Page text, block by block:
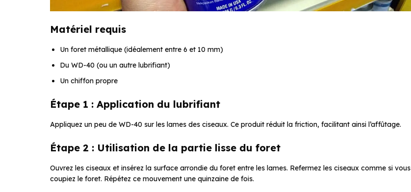
Matériel requis
Un foret métallique (idéalement entre 6 et 10 mm)
Du WD-40 (ou un autre lubrifiant)
Un chiffon propre
Étape 1 : Application du lubrifiant
Appliquez un peu de WD-40 sur les lames des ciseaux. Ce produit réduit la friction, facilitant ainsi l’affûtage.
Étape 2 : Utilisation de la partie lisse du foret
Ouvrez les ciseaux et insérez la surface arrondie du foret entre les lames. Refermez les ciseaux comme si vous
coupiez le foret. Répétez ce mouvement une quinzaine de fois.